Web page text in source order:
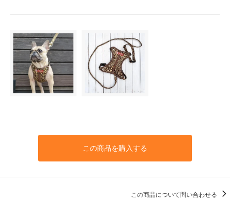
この商品を購入する
この商品について問い合わせる